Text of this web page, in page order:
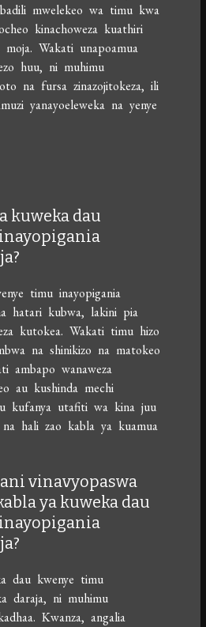
mwelekeo wa timu kwa
kinachoweza kuathiri
Wakati unapoamua
huu, ni muhimu
na fursa zinazojitokeza, ili
yanayoeleweka na yenye
kuweka dau
timu inayopigania
hatari kubwa, lakini pia
kutokea. Wakati timu hizo
na shinikizo na matokeo
ambapo wanaweza
au kushinda mechi
kufanya utafiti wa kina juu
hali zao kabla ya kuamua
vinavyopaswa
ya kuweka dau
dau kwenye timu
daraja, ni muhimu
Kwanza, angalia